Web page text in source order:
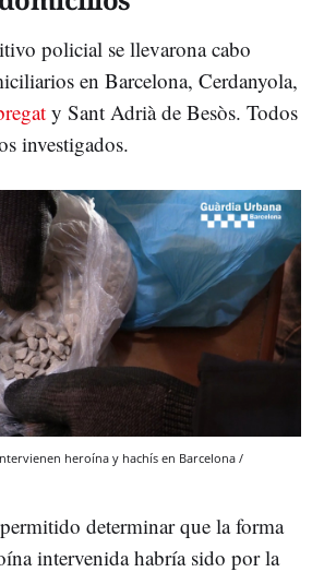
policial se llevarona cabo
en Barcelona, Cerdanyola,
y Sant Adrià de Besòs. Todos
investigados.
heroína y hachís en Barcelona /
determinar que la forma
intervenida habría sido por la